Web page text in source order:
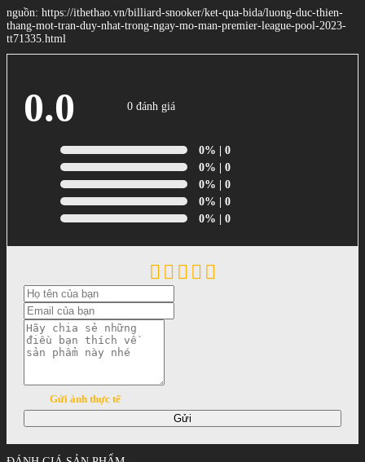
nguồn: https://ithethao.vn/billiard-snooker/ket-qua-bida/luong-duc-thien-
thang-mot-tran-duy-nhat-trong-ngay-mo-man-premier-league-pool-2023-
tt71335.html
0.0 0 đánh giá
0% | 0
0% | 0
0% | 0
0% | 0
0% | 0
Gửi ảnh thực tế
Gửi